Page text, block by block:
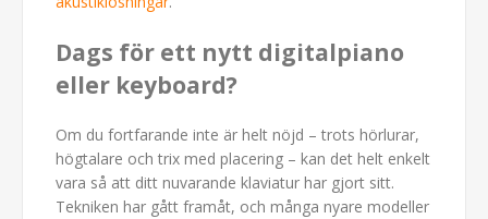
Dags för ett nytt digitalpiano
eller keyboard?
Om du fortfarande inte är helt nöjd – trots hörlurar,
högtalare och trix med placering – kan det helt enkelt
vara så att ditt nuvarande klaviatur har gjort sitt.
Tekniken har gått framåt, och många nyare modeller